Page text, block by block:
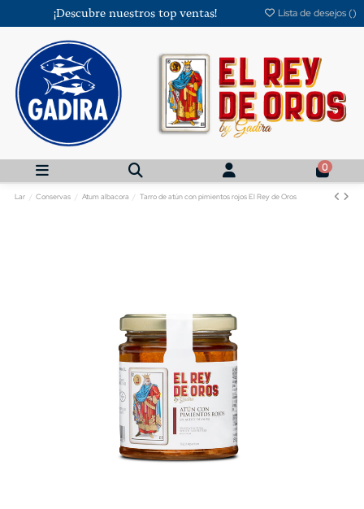
¡Descubre nuestros top ventas! Lista de desejos ()
0
Lar Conservas Atum albacora Tarro de atún con pimientos rojos El Rey de Oros